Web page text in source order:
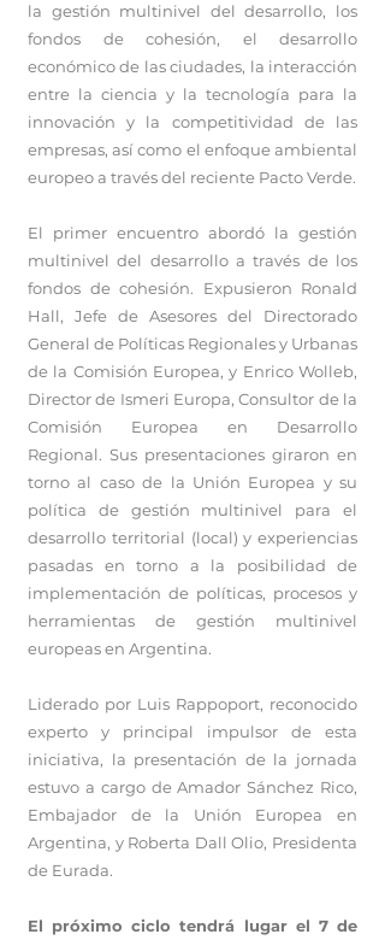
la gestión multinivel del desarrollo, los
fondos de cohesión, el desarrollo
económico de las ciudades, la interacción
entre la ciencia y la tecnología para la
innovación y la competitividad de las
empresas, así como el enfoque ambiental
europeo a través del reciente Pacto Verde.
El primer encuentro abordó la gestión
multinivel del desarrollo a través de los
fondos de cohesión. Expusieron Ronald
Hall, Jefe de Asesores del Directorado
General de Políticas Regionales y Urbanas
de la Comisión Europea, y Enrico Wolleb,
Director de Ismeri Europa, Consultor de la
Comisión Europea en Desarrollo
Regional. Sus presentaciones giraron en
torno al caso de la Unión Europea y su
política de gestión multinivel para el
desarrollo territorial (local) y experiencias
pasadas en torno a la posibilidad de
implementación de políticas, procesos y
herramientas de gestión multinivel
europeas en Argentina.
Liderado por Luis Rappoport, reconocido
experto y principal impulsor de esta
iniciativa, la presentación de la jornada
estuvo a cargo de Amador Sánchez Rico,
Embajador de la Unión Europea en
Argentina, y Roberta Dall Olio, Presidenta
de Eurada.
El próximo ciclo tendrá lugar el 7 de